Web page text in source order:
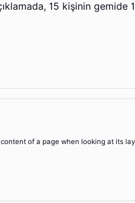
15 kişinin gemide
of a page when looking at its